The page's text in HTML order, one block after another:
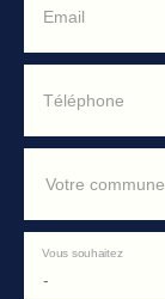
Email
Téléphone
Votre commune
-
Vous souhaitez